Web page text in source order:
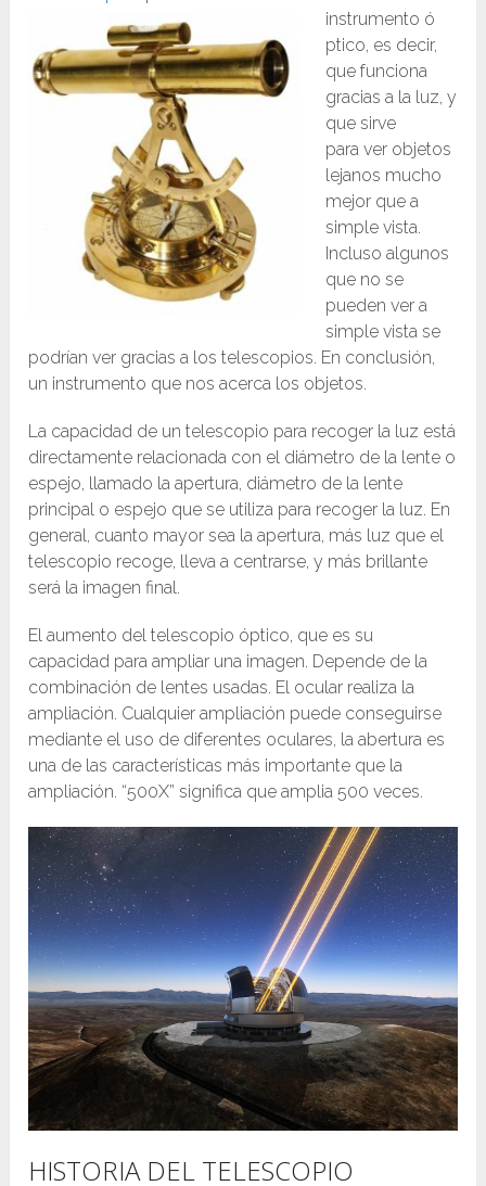
instrumento ó
ptico, es decir,
que funciona
gracias a la luz, y
que sirve
para ver objetos
lejanos mucho
mejor que a
simple vista.
Incluso algunos
que no se
pueden ver a
simple vista se
podrían ver gracias a los telescopios. En conclusión,
un instrumento que nos acerca los objetos.
La capacidad de un telescopio para recoger la luz está
directamente relacionada con el diámetro de la lente o
espejo, llamado la apertura, diámetro de la lente
principal o espejo que se utiliza para recoger la luz. En
general, cuanto mayor sea la apertura, más luz que el
telescopio recoge, lleva a centrarse, y más brillante
será la imagen final.
El aumento del telescopio óptico, que es su
capacidad para ampliar una imagen. Depende de la
combinación de lentes usadas. El ocular realiza la
ampliación. Cualquier ampliación puede conseguirse
mediante el uso de diferentes oculares, la abertura es
una de las características más importante que la
ampliación. “500X” significa que amplia 500 veces.
HISTORIA DEL TELESCOPIO